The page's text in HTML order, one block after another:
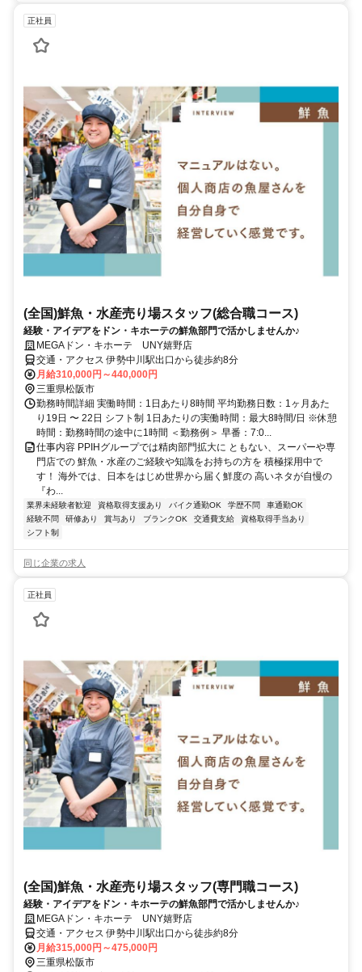
正社員
(全国)鮮魚・水産売り場スタッフ(総合職コース)
経験・アイデアをドン・キホーテの鮮魚部門で活かしませんか♪
MEGAドン・キホーテ UNY嬉野店
交通・アクセス 伊勢中川駅出口から徒歩約8分
月給310,000円～440,000円
三重県松阪市
勤務時間詳細 実働時間：1日あたり8時間 平均勤務日数：1ヶ月あた
り19日 〜 22日 シフト制 1日あたりの実働時間：最大8時間/日 ※休憩
時間：勤務時間の途中に1時間 ＜勤務例＞ 早番：7:0...
仕事内容 PPIHグループでは精肉部門拡大に ともない、スーパーや専
門店での 鮮魚・水産のご経験や知識をお持ちの方を 積極採用中で
す！ 海外では、日本をはじめ世界から届く鮮度の 高いネタが自慢の
『わ...
業界未経験者歓迎 資格取得支援あり バイク通勤OK 学歴不問
車通勤OK
経験不問
研修あり 賞与あり ブランクOK 交通費支給
資格取得手当あり
シフト制
同じ企業の求人
正社員
(全国)鮮魚・水産売り場スタッフ(専門職コース)
経験・アイデアをドン・キホーテの鮮魚部門で活かしませんか♪
MEGAドン・キホーテ UNY嬉野店
交通・アクセス 伊勢中川駅出口から徒歩約8分
月給315,000円～475,000円
三重県松阪市